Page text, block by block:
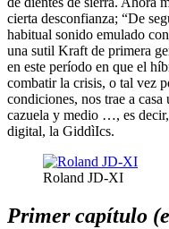
cierta desconfianza; “De
habitual sonido emulado
una sutil Kraft de primera
en este período en que el
combatir la crisis, o tal vez
condiciones, nos trae a
cazuela y medio …, es
digital, la GiddìIcs.
Roland JD-XI
Primer capítulo